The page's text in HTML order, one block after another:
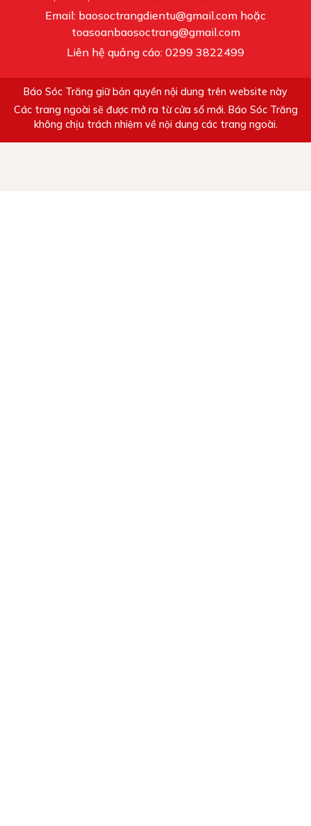
Email: baosoctrangdientu@gmail.com hoặc
toasoanbaosoctrang@gmail.com
Liên hệ quảng cáo: 0299 3822499
Báo Sóc Trăng giữ bản quyền nội dung trên website này
Các trang ngoài sẽ được mở ra từ cửa sổ mới. Báo Sóc Trăng
không chịu trách nhiệm về nội dung các trang ngoài.